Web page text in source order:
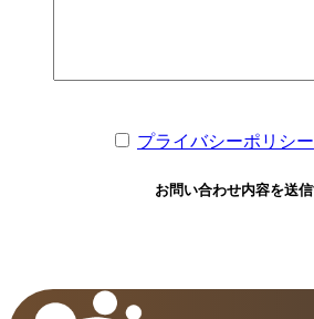
プライバシーポリシー